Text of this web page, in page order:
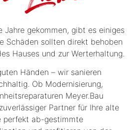
Jahre gekommen, gibt es einiges
Schäden sollten direkt behoben
Hauses und zur Werterhaltung.
Händen – wir sanieren
Ob Modernisierung,
Meyer.Bau
Partner für Ihre alte
perfekt ab-gestimmte